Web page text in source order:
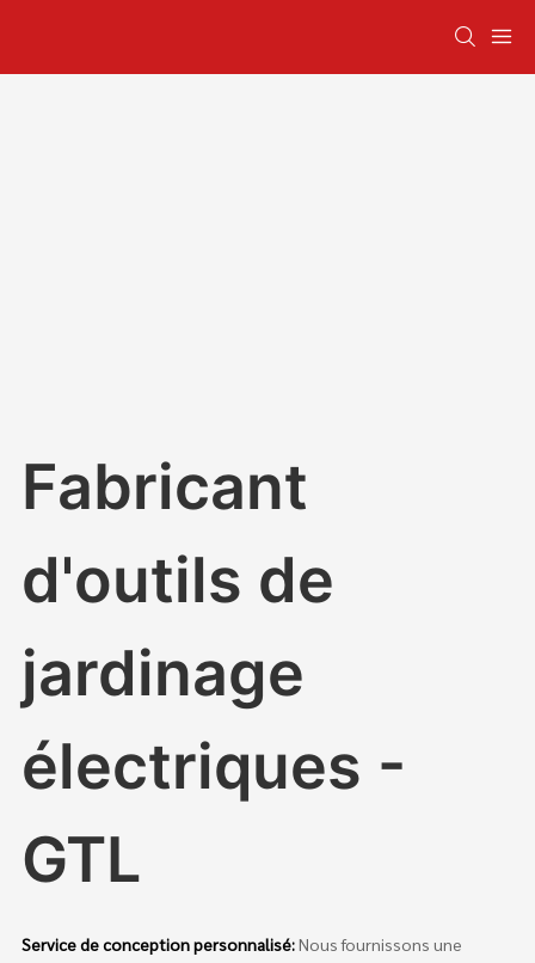
Fabricant
d'outils de
jardinage
électriques -
GTL
Service de conception personnalisé:Nous fournissons une